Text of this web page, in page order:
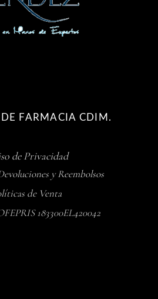
FARMACIA CDIM.
de Privacidad
y Reembolsos
de Venta
183300EL420042